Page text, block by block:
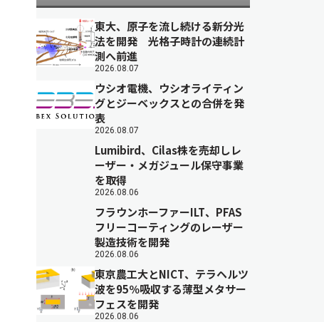
東大、原子を流し続ける新分光
法を開発 光格子時計の連続計
測へ前進
2026.08.07
ウシオ電機、ウシオライティン
グとジーベックスとの合併を発
表
2026.08.07
Lumibird、Cilas株を売却しレ
ーザー・メガジュール保守事業
を取得
2026.08.06
フラウンホーファーILT、PFAS
フリーコーティングのレーザー
製造技術を開発
2026.08.06
東京農工大とNICT、テラヘルツ
波を95％吸収する薄型メタサー
フェスを開発
2026.08.06